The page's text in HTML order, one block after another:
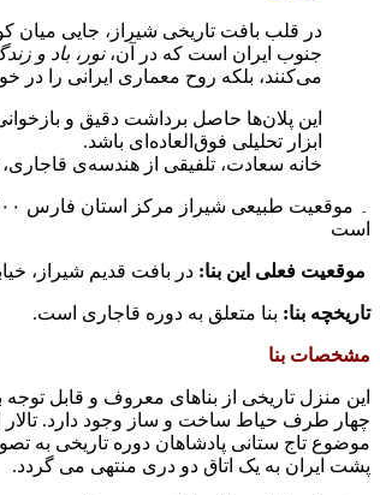
در قلب بافت تاریخی شیراز، جایی میان
جنوب ایران است که در آن،نور، باد و
می‌کنند، بلکه روح معماری ایرانی را در
این پلان‌ها حاصل برداشت دقیق و
ابزار تحلیلی فوق‌العاده‌ای باشد.
خانه سعادت، تلفیقی از هندسه‌ی
است
موقعیت فعلی این بنا: در بافت قدیم شیراز،
تاریخچه بنا: بنا متعلق به دوره قاجاری است.
مشخصات بنا
این منزل تاریخی از بناهای معروف و قابل
چهار طرف حیاط ساخت و ساز وجود دارد.
موضوع تاج ستانی پادشاهان دوره تاریخی به
پشت ایران به یک اتاق دو دری منتهی می گردد.